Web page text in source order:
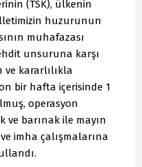
(TSK), ülkenin
huzurunun
muhafazası
unsuruna karşı
kararlılıkla
bir hafta içerisinde 1
operasyon
ve barınak ile mayın
imha çalışmalarına